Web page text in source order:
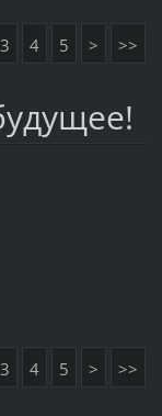
3 4 5 > >>
3 4 5 > >>